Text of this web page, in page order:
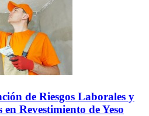
de Riesgos Laborales y
Revestimiento de Yeso